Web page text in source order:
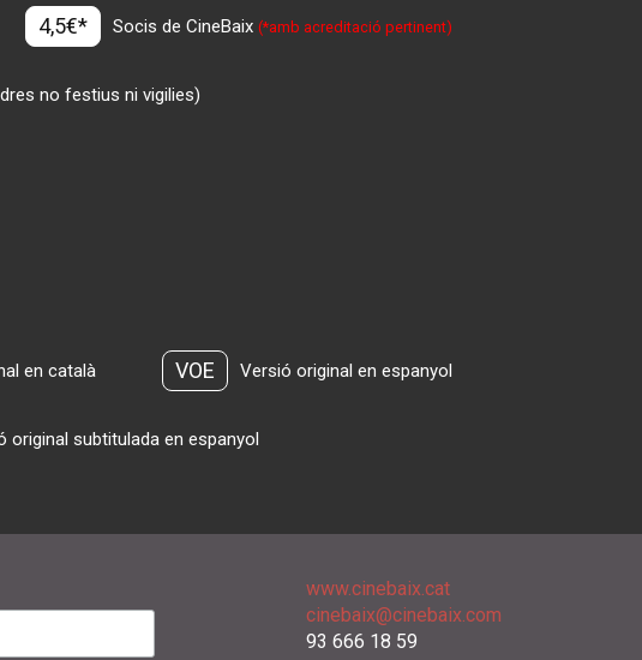
4,5€* Socis de CineBaix(*amb acreditació pertinent)
no festius ni vigilies)
en català VOE Versió original en espanyol
original subtitulada en espanyol
www.cinebaix.cat
cinebaix@cinebaix.com
93 666 18 59